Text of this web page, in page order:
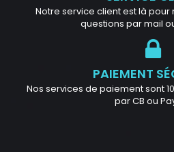
Notre service client est là
questions par mail
PAIEMENT
Nos services de paiement sont
par CB ou